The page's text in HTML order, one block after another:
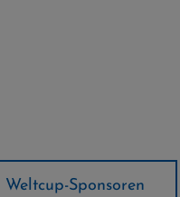
Weltcup-Sponsoren